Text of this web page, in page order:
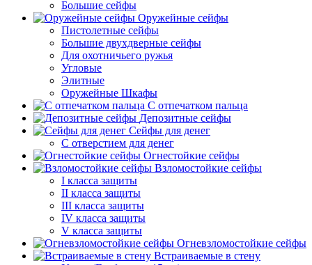
Большие сейфы
Оружейные сейфы
Пистолетные сейфы
Большие двухдверные сейфы
Для охотничьего ружья
Угловые
Элитные
Оружейные Шкафы
С отпечатком пальца
Депозитные сейфы
Сейфы для денег
С отверстием для денег
Огнестойкие сейфы
Взломостойкие сейфы
I класса защиты
II класса защиты
III класса защиты
IV класса защиты
V класса защиты
Огневзломостойкие сейфы
Встраиваемые в стену